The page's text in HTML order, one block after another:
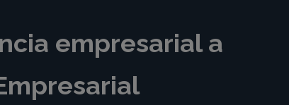
empresarial a